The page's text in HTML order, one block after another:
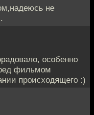
не
особенно
фильмом
происходящего :)